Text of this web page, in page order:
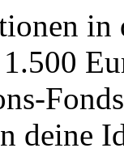
in
deine